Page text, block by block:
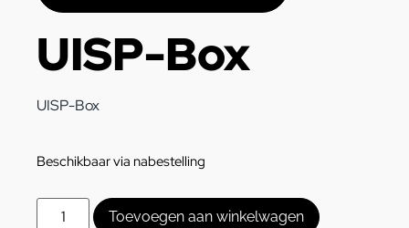
UISP-Box
UISP-Box
Beschikbaar via nabestelling
Toevoegen aan winkelwagen